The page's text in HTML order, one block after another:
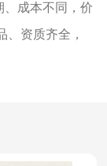
、成本不同，价
资质齐全，